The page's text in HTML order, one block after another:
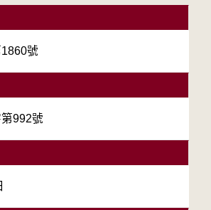
號
992號